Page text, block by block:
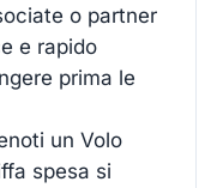
o partner
e rapido
prima le
un Volo
spesa si